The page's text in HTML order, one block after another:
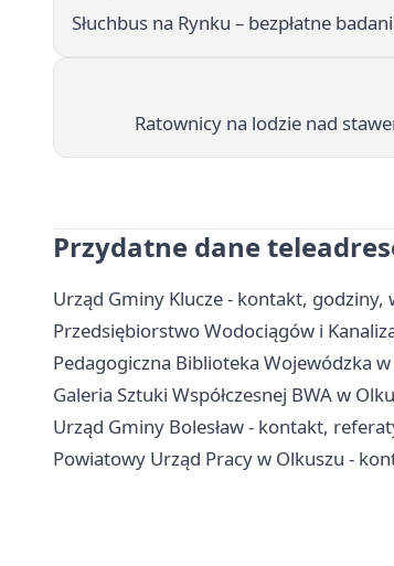
Słuchbus na Rynku – bezpłatne
Ratownicy na lodzie nad
Przydatne dane
Urząd Gminy Klucze - kontakt, godziny,
Przedsiębiorstwo Wodociągów i
Pedagogiczna Biblioteka Wojewódzka
Galeria Sztuki Współczesnej BWA w
Urząd Gminy Bolesław - kontakt,
Powiatowy Urząd Pracy w Olkuszu -